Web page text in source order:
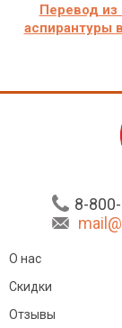
Перевод из
аспирантуры
8-
О нас
Скидки
Отзывы